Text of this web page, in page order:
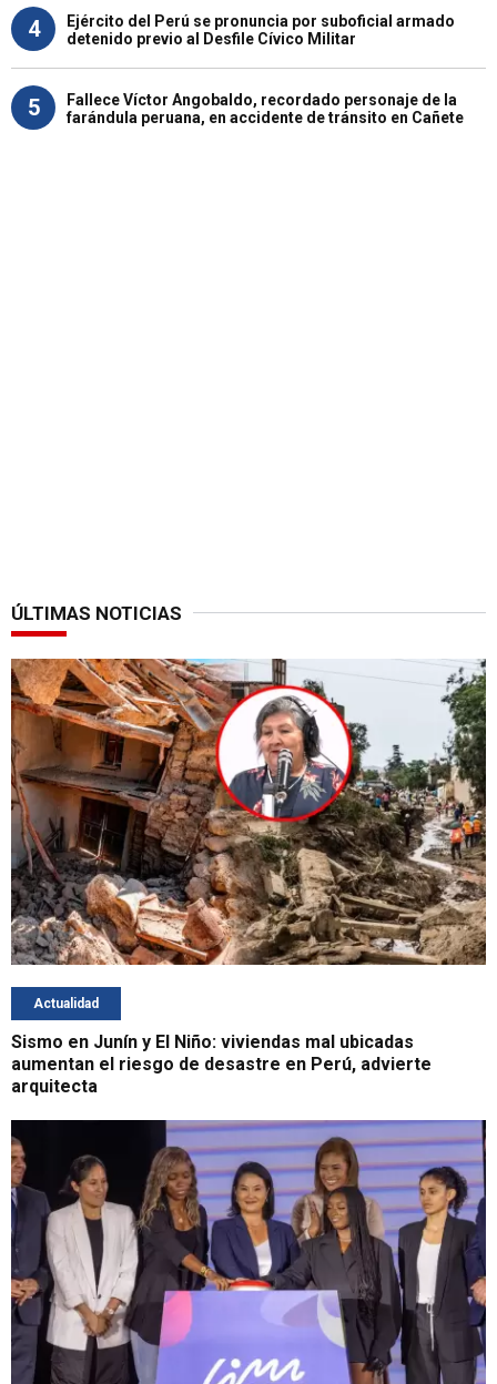
4
Ejército del Perú se pronuncia por suboficial armado
detenido previo al Desfile Cívico Militar
5
Fallece Víctor Angobaldo, recordado personaje de la
farándula peruana, en accidente de tránsito en Cañete
ÚLTIMAS NOTICIAS
Actualidad
Sismo en Junín y El Niño: viviendas mal ubicadas
aumentan el riesgo de desastre en Perú, advierte
arquitecta